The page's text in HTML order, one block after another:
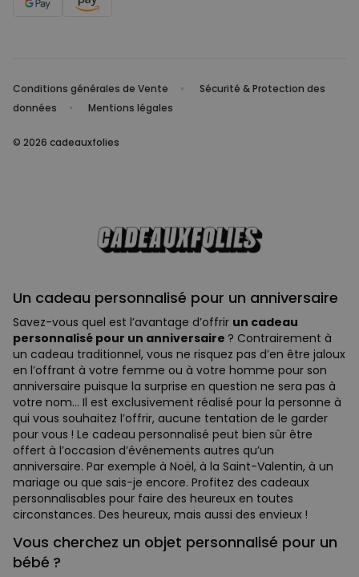
Conditions générales de Vente
Sécurité & Protection des
données
Mentions légales
© 2026 cadeauxfolies
Un cadeau personnalisé pour un anniversaire
Savez-vous quel est l’avantage d’offrir un cadeau
personnalisé pour un anniversaire ? Contrairement à
un cadeau traditionnel, vous ne risquez pas d’en être jaloux
en l’offrant à votre femme ou à votre homme pour son
anniversaire puisque la surprise en question ne sera pas à
votre nom… Il est exclusivement réalisé pour la personne à
qui vous souhaitez l’offrir, aucune tentation de le garder
pour vous ! Le cadeau personnalisé peut bien sûr être
offert à l’occasion d’événements autres qu’un
anniversaire. Par exemple à Noël, à la Saint-Valentin, à un
mariage ou que sais-je encore. Profitez des cadeaux
personnalisables pour faire des heureux en toutes
circonstances. Des heureux, mais aussi des envieux !
Vous cherchez un objet personnalisé pour un
bébé ?